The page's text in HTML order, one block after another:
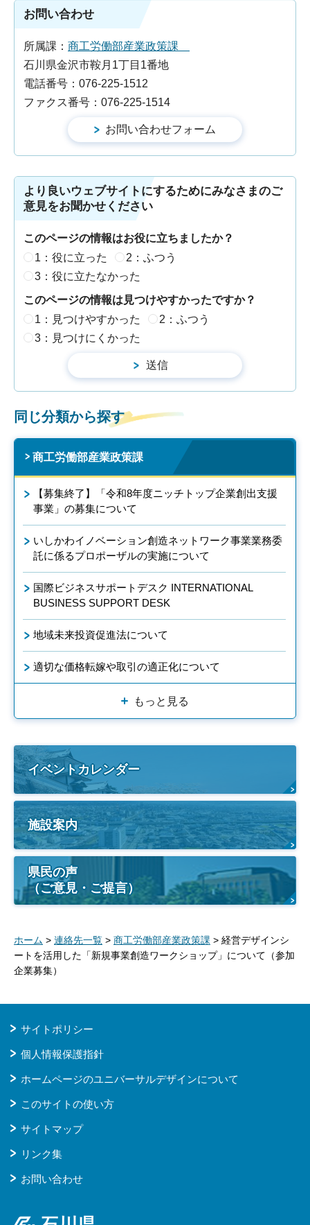
お問い合わせ
所属課： 商工労働部産業政策課
石川県金沢市鞍月1丁目1番地
電話番号：076-225-1512
ファクス番号：076-225-1514
より良いウェブサイトにするためにみなさまのご
意見をお聞かせください
このページの情報はお役に立ちましたか？
1：役に立った
2：ふつう
3：役に立たなかった
このページの情報は見つけやすかったですか？
1：見つけやすかった
2：ふつう
3：見つけにくかった
同じ分類から探す
商工労働部産業政策課
【募集終了】「令和8年度ニッチトップ企業創出支援
事業」の募集について
いしかわイノベーション創造ネットワーク事業業務委
託に係るプロポーザルの実施について
国際ビジネスサポートデスク INTERNATIONAL
BUSINESS SUPPORT DESK
地域未来投資促進法について
適切な価格転嫁や取引の適正化について
もっと見る
イベントカレンダー
施設案内
県民の声
（ご意見・ご提言）
ホーム > 連絡先一覧 > 商工労働部産業政策課 > 経営デザインシ
ートを活用した「新規事業創造ワークショップ」について（参加
企業募集）
サイトポリシー
個人情報保護指針
ホームページのユニバーサルデザインについて
このサイトの使い方
サイトマップ
リンク集
お問い合わせ